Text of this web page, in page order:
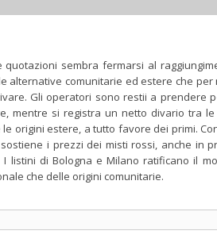
quotazioni sembra fermarsi al
alternative comunitarie ed estere che per
Gli operatori sono restii a prendere
mentre si registra un netto divario tra
origini estere, a tutto favore dei primi.
i prezzi dei misti rossi, anche in
I listini di Bologna e Milano ratificano il
che delle origini comunitarie.